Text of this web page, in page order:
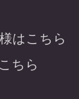
はこちら
ちら